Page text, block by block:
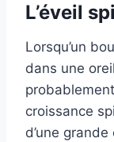
L’éveil
Lorsqu’un
dans une
croissance
d’une